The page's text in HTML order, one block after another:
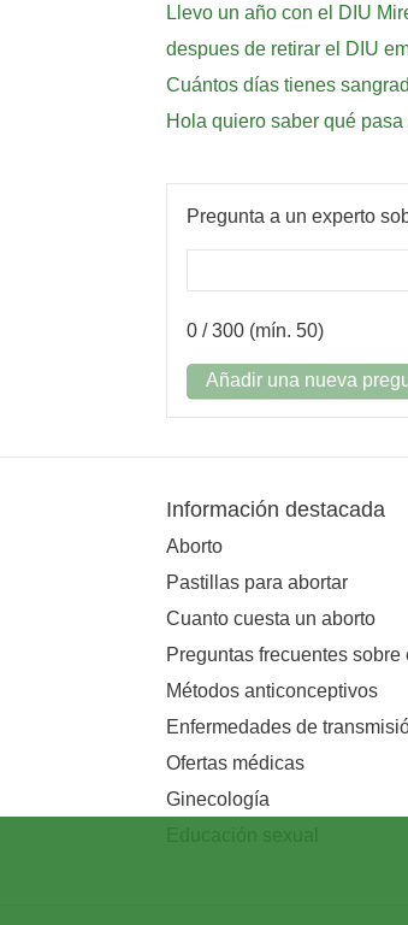
Llevo un año con el DIU
despues de retirar el DIU
Cuántos días tienes
Hola quiero saber qué
Pregunta a un experto
0 / 300 (mín. 50)
Añadir una nueva
Información destacada
Aborto
Pastillas para abortar
Cuanto cuesta un aborto
Preguntas frecuentes sobre
Métodos anticonceptivos
Enfermedades de
Ofertas médicas
Ginecología